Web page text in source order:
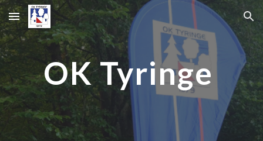
Skip to main content Skip to navigation
OK Tyringe